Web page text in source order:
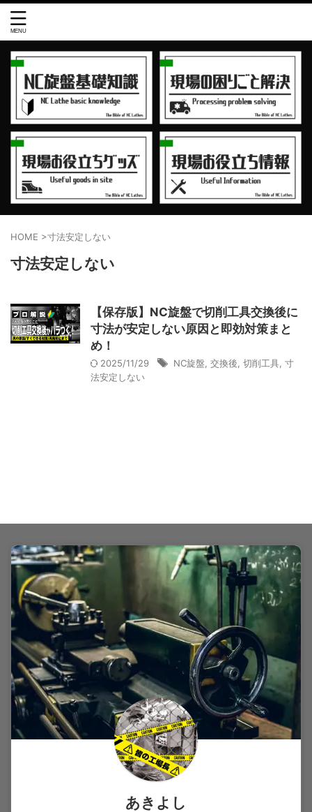
HOME >寸法安定しない
寸法安定しない
【保存版】NC旋盤で切削工具交換後に
寸法が安定しない原因と即効対策まと
め！
2025/11/29 NC旋盤, 交換後, 切削工具, 寸
法安定しない
あきよし